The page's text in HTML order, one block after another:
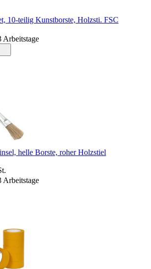
10-teilig Kunstborste, Holzsti. FSC
Arbeitstage
helle Borste, roher Holzstiel
Arbeitstage